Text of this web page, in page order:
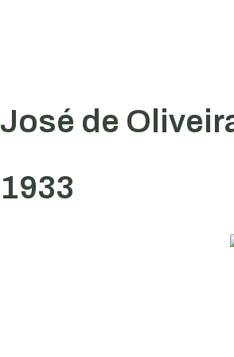
José de
1933